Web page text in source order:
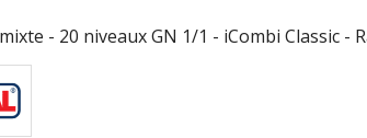
- 20 niveaux GN 1/1 - iCombi Classic -